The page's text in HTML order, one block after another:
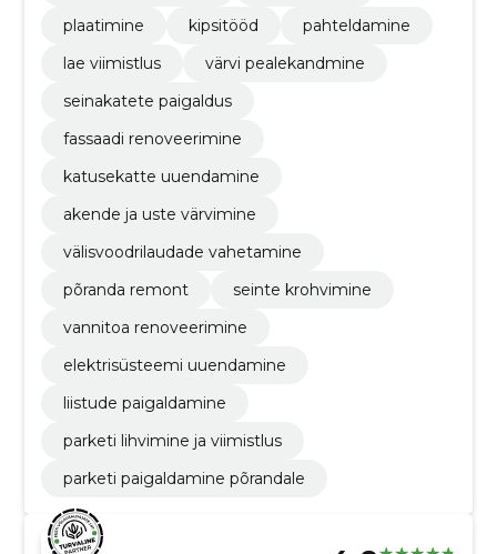
plaatimine
kipsitööd
pahteldamine
lae viimistlus
värvi pealekandmine
seinakatete paigaldus
fassaadi renoveerimine
katusekatte uuendamine
akende ja uste värvimine
välisvoodrilaudade vahetamine
põranda remont
seinte krohvimine
vannitoa renoveerimine
elektrisüsteemi uuendamine
liistude paigaldamine
parketi lihvimine ja viimistlus
parketi paigaldamine põrandale